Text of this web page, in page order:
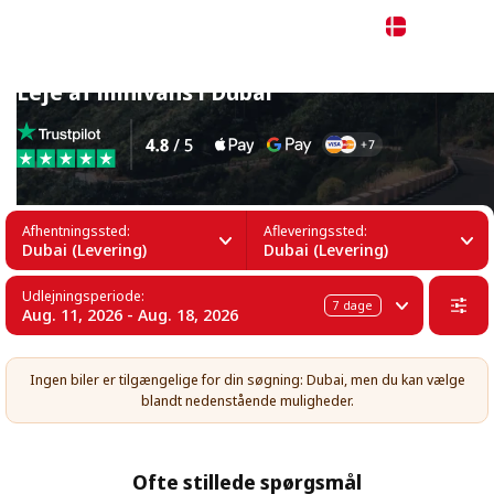
Leje af minivans i Dubai
Afhentningssted:
Dubai (Levering)
Afleveringssted:
Dubai (Levering)
Udlejningsperiode:
Aug. 11, 2026 - Aug. 18, 2026 7 dage
Ingen biler er tilgængelige for din søgning: Dubai, men du kan vælge
blandt nedenstående muligheder.
Ofte stillede spørgsmål